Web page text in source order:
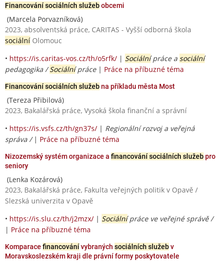
Financování sociálních služebobcemi
(Marcela Porvazníková)
2023, absolventská práce, CARITAS - Vyšší odborná škola
sociální Olomouc
• https://is.caritas-vos.cz/th/o5rfk/ | Sociálnípráce a sociální
pedagogika /Sociálnípráce| Práce na příbuzné téma
Financování sociálních služebna příkladu města Most
(Tereza Přibilová)
2023, Bakalářská práce, Vysoká škola finanční a správní
• https://is.vsfs.cz/th/gn37s/ | Regionální rozvoj a veřejná
správa / | Práce na příbuzné téma
Nizozemský systém organizace a financování sociálních služebpro
seniory
(Lenka Kozárová)
2023, Bakalářská práce, Fakulta veřejných politik v Opavě /
Slezská univerzita v Opavě
• https://is.slu.cz/th/j2mzx/ | Sociálnípráce ve veřejné správě /
| Práce na příbuzné téma
Komparace financovánívybraných sociálních služebv
Moravskoslezském kraji dle právní formy poskytovatele